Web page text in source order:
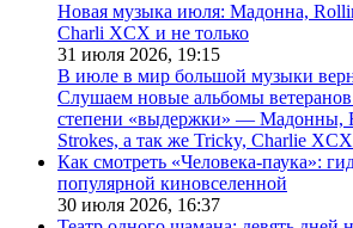
Новая музыка июля: Мадонна,
Charli XCX и не только
31 июля 2026, 19:15
В июле в мир большой музыки
Слушаем новые альбомы
степени «выдержки» — Мадонны,
Strokes, а так же Tricky, Charlie
Как смотреть «Человека-паука»:
популярной киновселенной
30 июля 2026, 16:37